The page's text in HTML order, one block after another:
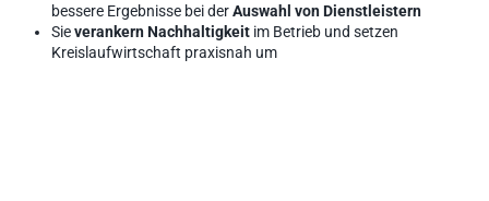
bessere Ergebnisse bei der Auswahl von Dienstleistern
Sie verankern Nachhaltigkeit im Betrieb und setzen
Kreislaufwirtschaft praxisnah um